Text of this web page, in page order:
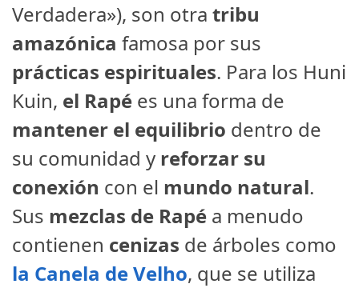
Verdadera»), son otra tribu
amazónica famosa por sus
prácticas espirituales. Para los Huni
Kuin, el Rapé es una forma de
mantener el equilibrio dentro de
su comunidad y reforzar su
conexión con el mundo natural.
Sus mezclas de Rapé a menudo
contienen cenizas de árboles como
la Canela de Velho, que se utiliza